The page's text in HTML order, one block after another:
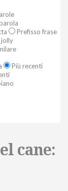
Prefisso frase
jolly
Più recenti
cane: